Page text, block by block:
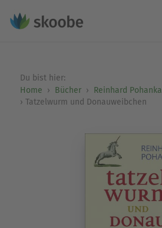
Du bist hier:
Home
Bücher
Reinhard Pohanka
Tatzelwurm und Donauweibchen